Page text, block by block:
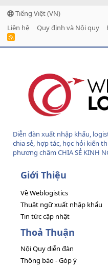
Tiếng Việt (VN)
Liên hệ
Quy định và Nội quy
R
Diễn đàn xuất nhập khẩu,
chia sẻ, hợp tác, học hỏi kiến
phương châm CHIA SẺ KINH
Giới Thiệu
Về Weblogistics
Thuật ngữ xuất nhập khẩu
Tin tức cập nhật
Thoả Thuận
Nội Quy diễn đàn
Thông báo - Góp ý